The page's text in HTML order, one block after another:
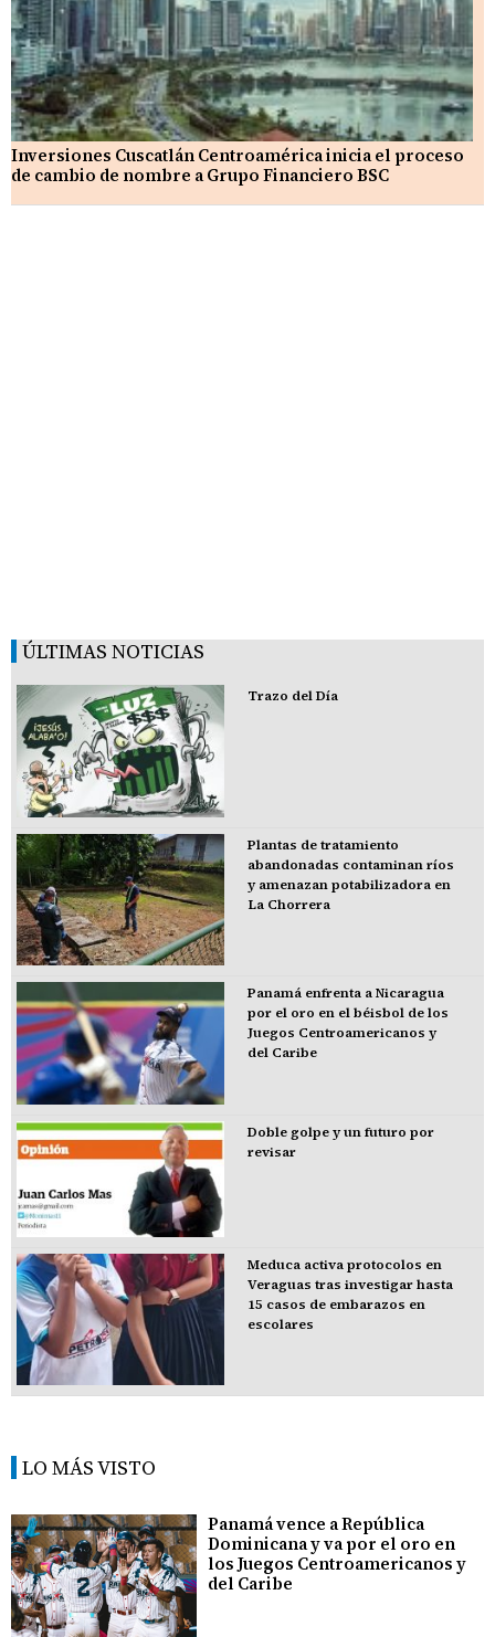
Inversiones Cuscatlán Centroamérica inicia el proceso
de cambio de nombre a Grupo Financiero BSC
ÚLTIMAS NOTICIAS
Trazo del Día
Plantas de tratamiento
abandonadas contaminan ríos
y amenazan potabilizadora en
La Chorrera
Panamá enfrenta a Nicaragua
por el oro en el béisbol de los
Juegos Centroamericanos y
del Caribe
Doble golpe y un futuro por
revisar
Meduca activa protocolos en
Veraguas tras investigar hasta
15 casos de embarazos en
escolares
LO MÁS VISTO
Panamá vence a República
Dominicana y va por el oro en
los Juegos Centroamericanos y
del Caribe